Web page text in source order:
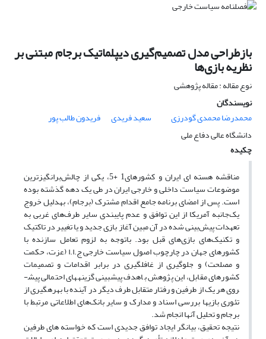
بازطراحی مدل تصمیم‌گیری دیپلماتیک برجام مبتنی بر
نظریه بازی‌ها
نوع مقاله : مقاله پژوهشی
نویسندگان
محمدرضا محمدی گودرزی
سعید فریدی
فریدون طالب پور
دانشگاه عالی دفاع ملی
چکیده
مناقشه هسته ­ای ایران و کشورهای1 +5، یکی از چالش‌برانگیزترین
موضوعات سیاست داخلی و خارجی ایران در طی یک دهه گذشته بوده
است. پس از امضای برنامه جامع اقدام مشترک (برجام)، به­دلیل خروج
یک‌جانبه آمریکا از این توافق و عدم پایبندی سایر طرف‌های غربی به
تعهدات پیش‌بینی شده در آن مبین آغاز بازی جدید و یا تغییر در تاکتیک
و تکنیک‌های بازی‌های قبل بود. باتوجه ‌به لزوم تعامل سازنده با
کشورهای جهان در چارچوب اصول سیاست خارجی ج.ا.ا (عزت، حکمت
و مصلحت) و جلوگیری از غافل­گیری در برابر اقدامات و تصمیمات
کشورهای مقابل، این پژوهش باهدف پیش­بینی گزینه­های احتمالی پیش­
روی هر یک از طرفین و رفتار متقابل طرف دیگر در آینده با بهره­گیری از
تئوری بازی­ها بررسی اسناد و مدارک و سایر بانک‌های اطلاعاتی مرتبط با
برجام و تحلیل آن­ها انجام شد.
نتیجه تحقیق، بیان­گر ایجاد توافق جدیدی است که خواسته ­های طرفین